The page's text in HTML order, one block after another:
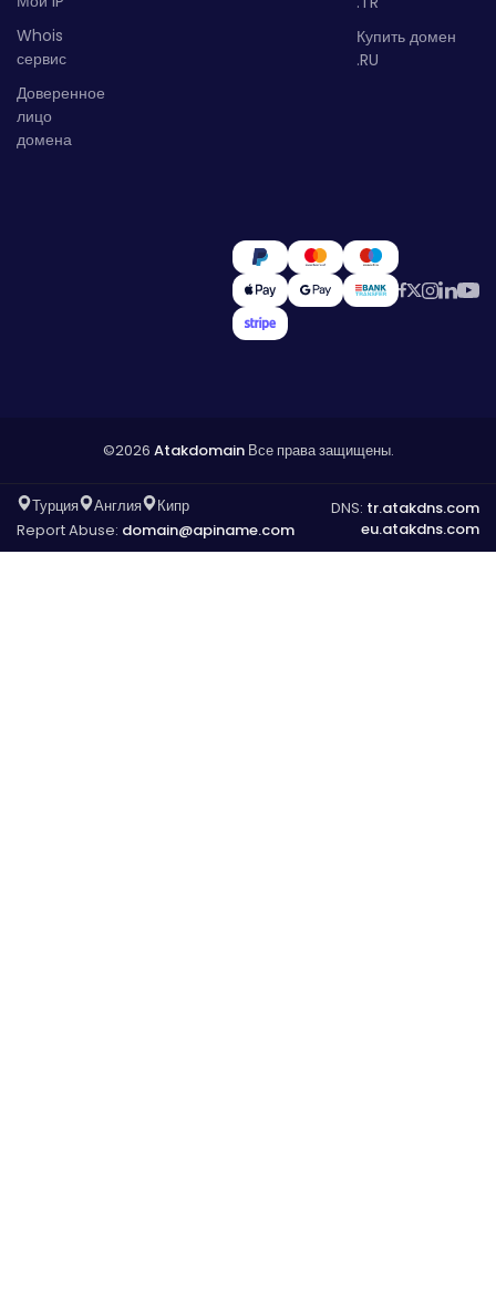
Whois
сервис
Доверенное
лицо
домена
Купить домен
.RU
©2026 AtakdomainВсе права защищены.
Турция Англия
Кипр
Report Abuse: domain@apiname.com
DNS: tr.atakdns.com
eu.atakdns.com